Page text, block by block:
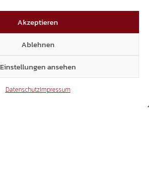
Akzeptieren
Ablehnen
Einstellungen ansehen
DatenschutzImpressum
15.306